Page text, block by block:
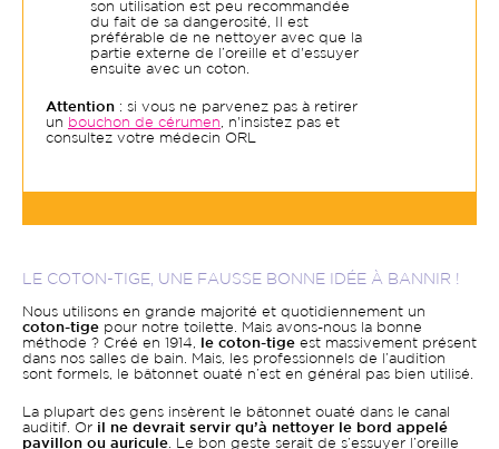
son utilisation est peu recommandée
du fait de sa dangerosité, Il est
préférable de ne nettoyer avec que la
partie externe de l’oreille et d'essuyer
ensuite avec un coton.
Attention : si vous ne parvenez pas à retirer
un bouchon de cérumen , n'insistez pas et
consultez votre médecin ORL
LE COTON-TIGE, UNE FAUSSE BONNE IDÉE À BANNIR !
Nous utilisons en grande majorité et quotidiennement un
coton-tige pour notre toilette. Mais avons-nous la bonne
méthode ? Créé en 1914,
le coton-tige est massivement présent
dans nos salles de bain. Mais, les professionnels de l’audition
sont formels, le bâtonnet ouaté n’est en général pas bien utilisé.
La plupart des gens insèrent le bâtonnet ouaté dans le canal
auditif. Or il ne devrait servir qu’à nettoyer le bord appelé
pavillon ou auricule . Le bon geste serait de s’essuyer l’oreille